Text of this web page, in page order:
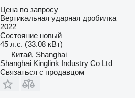
Цена по запросу
Вертикальная ударная дробилка
2022
Состояние новый
45 л.с. (33.08 кВт)
Китай, Shanghai
Shanghai Kinglink Industry Co Ltd
Связаться с продавцом